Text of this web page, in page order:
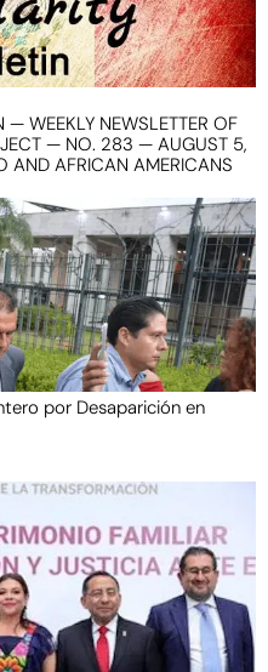
— WEEKLY NEWSLETTER OF
— NO. 283 — AUGUST 5,
AND AFRICAN AMERICANS
por Desaparición en